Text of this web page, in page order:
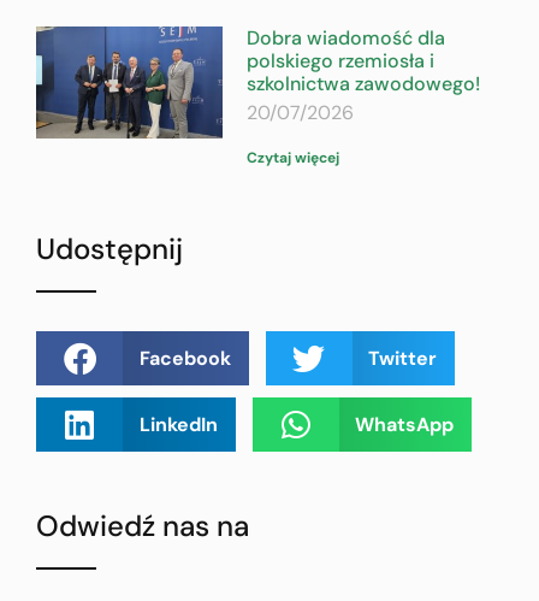
Dobra wiadomość dla
polskiego rzemiosła i
szkolnictwa zawodowego!
20/07/2026
Czytaj więcej
Udostępnij
Facebook Twitter
LinkedIn WhatsApp
Odwiedź nas na